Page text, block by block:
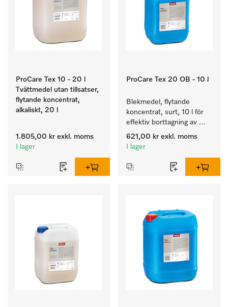
ProCare Tex 10 - 20 l
Tvättmedel utan tillsatser,
flytande koncentrat,
alkaliskt, 20 l
1.805,00 kr exkl. moms
I lager
ProCare Tex 20 OB - 10 l
Blekmedel, flytande
koncentrat, surt, 10 l för
effektiv borttagning av
envisa fläckar.
621,00 kr exkl. moms
I lager